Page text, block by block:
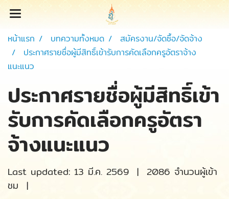
หน้าแรก บทความทั้งหมด
สมัครงาน/จัดซื้อ/จัดจ้าง
ประกาศรายชื่อผู้มีสิทธิ์เข้ารับการคัดเลือกครูอัตราจ้าง
แนะแนว
ประกาศรายชื่อผู้มีสิทธิ์เข้า
รับการคัดเลือกครูอัตรา
จ้างแนะแนว
Last updated: 13 มี.ค. 2569 | 2086 จำนวนผู้เข้า
ชม |